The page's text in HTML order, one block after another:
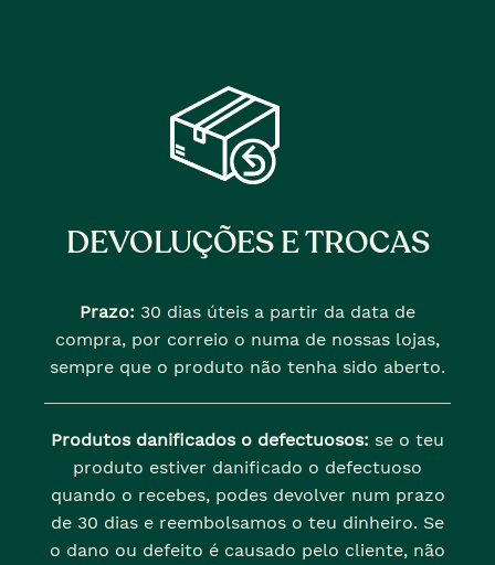
DEVOLUÇÕES E TROCAS
Prazo: 30 dias úteis a partir da data de
compra, por correio o numa de nossas lojas,
sempre que o produto não tenha sido aberto.
Produtos danificados o defectuosos: se o teu
produto estiver danificado o defectuoso
quando o recebes, podes devolver num prazo
de 30 dias e reembolsamos o teu dinheiro. Se
o dano ou defeito é causado pelo cliente, não